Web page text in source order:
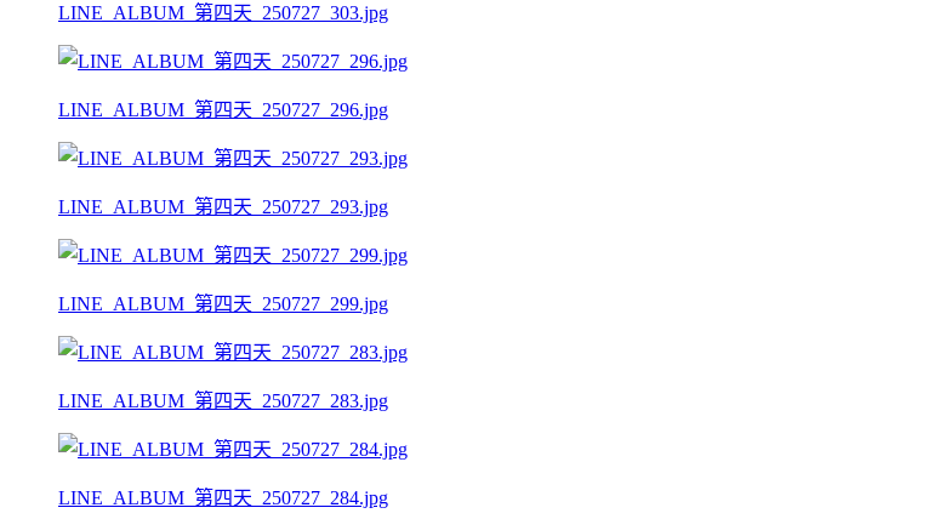
LINE_ALBUM_第四天_250727_303.jpg
LINE_ALBUM_第四天_250727_296.jpg
LINE_ALBUM_第四天_250727_293.jpg
LINE_ALBUM_第四天_250727_299.jpg
LINE_ALBUM_第四天_250727_283.jpg
LINE_ALBUM_第四天_250727_284.jpg